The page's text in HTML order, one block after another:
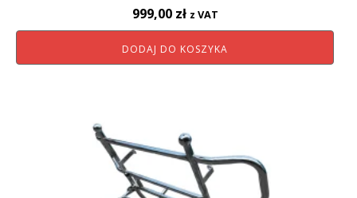
999,00 zł z VAT
DODAJ DO KOSZYKA